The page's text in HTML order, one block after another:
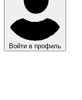
Войти в профиль